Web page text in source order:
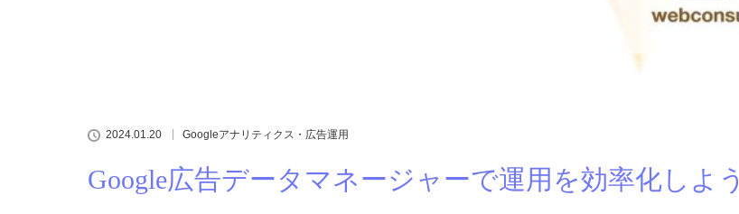
2024.01.20 Googleアナリティクス・広告運用
Google広告データマネージャーで運用を効率化しよう